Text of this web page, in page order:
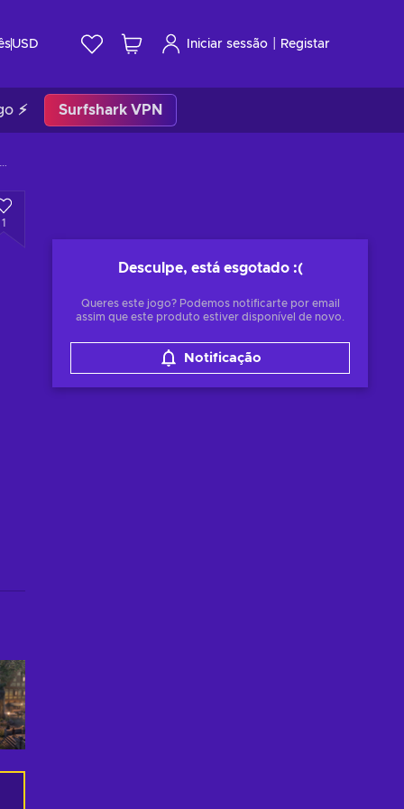
USD Iniciar sessão Registar
⚡ Surfshark VPN
The Elder Scrolls Online - Blackwood Collector's Edition Upgrade (DLC) (PC) Steam Key EUROPE
1
Desculpe, está esgotado :(
Queres este jogo? Podemos notificarte por email
assim que este produto estiver disponível de novo.
Notificação